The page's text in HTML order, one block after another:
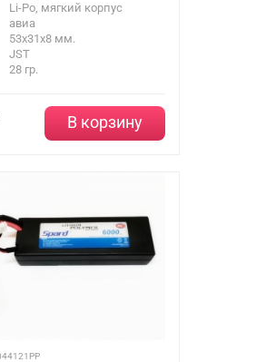
Li-Po, мягкий корпус
авиа
53x31x8 мм.
JST
28 гр.
В корзину